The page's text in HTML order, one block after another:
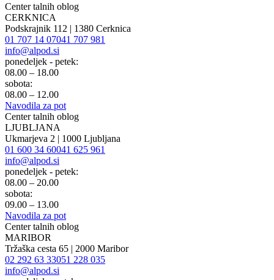
Center talnih oblog
CERKNICA
Podskrajnik 112 | 1380 Cerknica
01 707 14 07041 707 981
info@alpod.si
ponedeljek - petek:
08.00 – 18.00
sobota:
08.00 – 12.00
Navodila za pot
Center talnih oblog
LJUBLJANA
Ukmarjeva 2 | 1000 Ljubljana
01 600 34 60041 625 961
info@alpod.si
ponedeljek - petek:
08.00 – 20.00
sobota:
09.00 – 13.00
Navodila za pot
Center talnih oblog
MARIBOR
Tržaška cesta 65 | 2000 Maribor
02 292 63 33051 228 035
info@alpod.si